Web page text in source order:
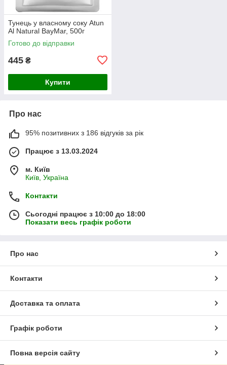
Тунець у власному соку Atun
Al Natural BayMar, 500г
Готово до відправки
445 ₴
Купити
Про нас
95% позитивних з 186 відгуків за рік
Працює з 13.03.2024
м. Київ
Київ, Україна
Контакти
Сьогодні працює з 10:00 до 18:00
Показати весь графік роботи
Про нас
Контакти
Доставка та оплата
Графік роботи
Повна версія сайту